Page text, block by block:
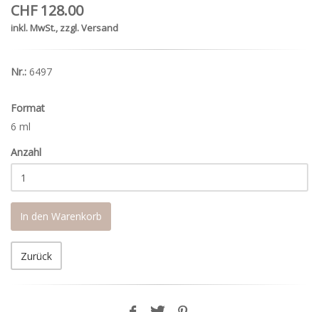
CHF 128.00
inkl. MwSt., zzgl. Versand
Nr.: 6497
Format
6 ml
1
Tag
Lieferzeit
Anzahl
In den Warenkorb
Zurück